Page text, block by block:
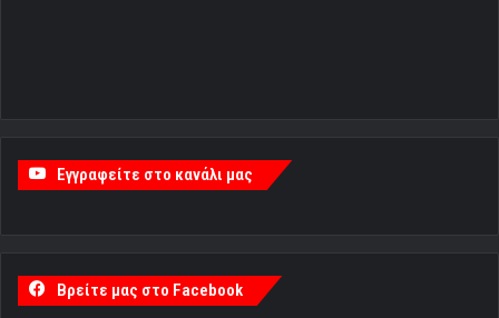
Εγγραφείτε στο κανάλι μας
Βρείτε μας στο Facebook